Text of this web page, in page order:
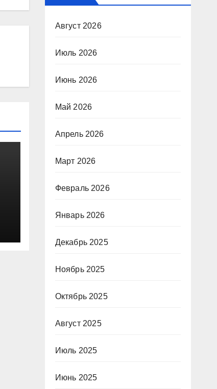
Август 2026
Июль 2026
Июнь 2026
Май 2026
Апрель 2026
Март 2026
Февраль 2026
Январь 2026
Декабрь 2025
Ноябрь 2025
Октябрь 2025
Август 2025
Июль 2025
Июнь 2025